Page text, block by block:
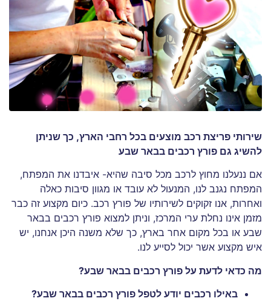
שירותי פריצת רכב מוצעים בכל רחבי הארץ, כך שניתן
להשיג גם פורץ רכבים בבאר שבע
אם ננעלנו מחוץ לרכב מכל סיבה שהיא- איבדנו את המפתח,
המפתח נגנב לנו, המנעול לא עובד או מגוון סיבות כאלה
ואחרות, אנו זקוקים לשירותיו של פורץ רכב. כיום מקצוע זה כבר
מזמן אינו נחלת ערי המרכז, וניתן למצוא פורץ רכבים בבאר
שבע או בכל מקום אחר בארץ, כך שלא משנה היכן אנחנו, יש
איש מקצוע אשר יכול לסייע לנו.
מה כדאי לדעת על פורץ רכבים בבאר שבע?
באילו רכבים יודע לטפל פורץ רכבים בבאר שבע?